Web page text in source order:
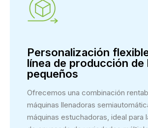
Personalización
línea de producción de
pequeños
Ofrecemos una combinación
máquinas llenadoras
máquinas estuchadoras, ideal para